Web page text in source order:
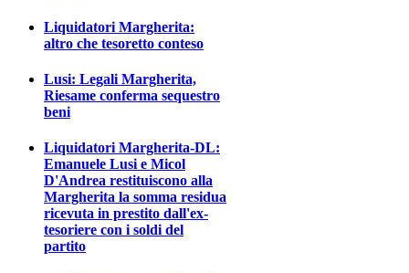
Liquidatori Margherita:
altro che tesoretto conteso
Lusi: Legali Margherita,
Riesame conferma sequestro
beni
Liquidatori Margherita-DL:
Emanuele Lusi e Micol
D'Andrea restituiscono alla
Margherita la somma residua
ricevuta in prestito dall'ex-
tesoriere con i soldi del
partito